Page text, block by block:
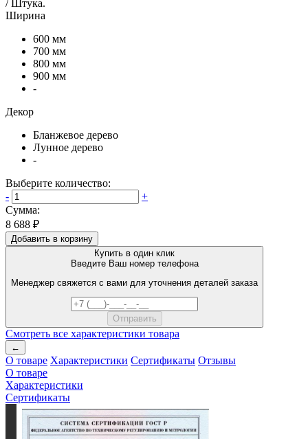
/Штука.
Ширина
600 мм
700 мм
800 мм
900 мм
-
Декор
Бланжевое дерево
Лунное дерево
-
Выберите количество:
-
+
Сумма:
8 688 ₽
Добавить в корзину
Купить в один клик
Введите Ваш номер телефона
Менеджер свяжется с вами для уточнения деталей заказа
Смотреть все характеристики товара
←
О товаре Характеристики Сертификаты Отзывы
О товаре
Характеристики
Сертификаты